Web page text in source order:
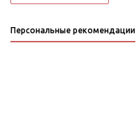
Персональные рекомендации